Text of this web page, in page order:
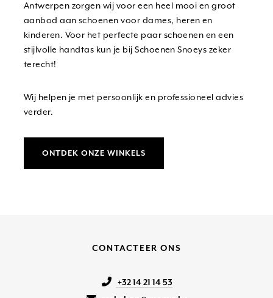
Antwerpen zorgen wij voor een heel mooi en groot
aanbod aan schoenen voor dames, heren en
kinderen. Voor het perfecte paar schoenen en een
stijlvolle handtas kun je bij Schoenen Snoeys zeker
terecht!
Wij helpen je met persoonlijk en professioneel advies
verder.
ONTDEK ONZE WINKELS
CONTACTEER ONS
+32 14 21 14 53